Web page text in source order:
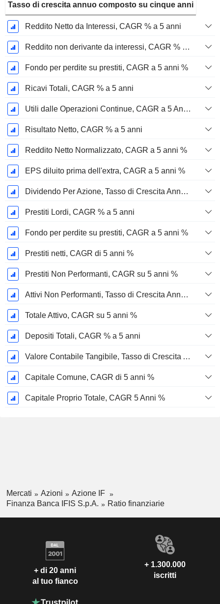
Tasso di crescita annuo composto su cinque anni
Reddito Netto da Interessi, CAGR % a 5 anni
Reddito non derivante da interessi, CAGR % a 5 anni
Fondo per perdite su prestiti, CAGR a 5 anni %
Ricavi Totali, CAGR % a 5 anni
Utili dalle Operazioni Continue, CAGR a 5 Anni %
Risultato Netto, CAGR % a 5 anni
Reddito Netto Normalizzato, CAGR a 5 anni %
EPS diluito prima dell'extra, CAGR a 5 anni %
Dividendo Per Azione, Tasso di Crescita Annuo Composto a 5 Anni %
Prestiti Lordi, CAGR % a 5 anni
Fondo per perdite su prestiti, CAGR a 5 anni %
Prestiti netti, CAGR di 5 anni %
Prestiti Non Performanti, CAGR su 5 anni %
Attivi Non Performanti, Tasso di Crescita Annuo Composto a 5 Anni %
Totale Attivo, CAGR su 5 anni %
Depositi Totali, CAGR % a 5 anni
Valore Contabile Tangibile, Tasso di Crescita Annuo Composto a 5 Anni %
Capitale Comune, CAGR di 5 anni %
Capitale Proprio Totale, CAGR 5 Anni %
Mercati Azioni
Azione IF
Finanza Banca IFIS S.p.A.
Ratio finanziarie
+ di 20 anni
al tuo fianco
+ 1.300.000
iscritti